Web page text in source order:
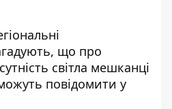
що про
світла мешканці
повідомити у